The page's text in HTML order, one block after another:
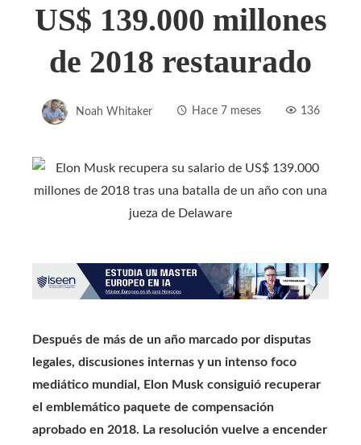
US$ 139.000 millones
de 2018 restaurado
Noah Whitaker Hace 7 meses 136
Después de más de un año marcado por disputas
legales, discusiones internas y un intenso foco
mediático mundial, Elon Musk consiguió recuperar
el emblemático paquete de compensación
aprobado en 2018. La resolución vuelve a encender